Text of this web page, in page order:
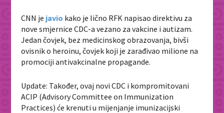
CNN je javio kako je lično RFK napisao direktivu za
nove smjernice CDC-a vezano za vakcine i autizam.
Jedan čovjek, bez medicinskog obrazovanja, bivši
ovisnik o heroinu, čovjek koji je zarađivao milione na
promociji antivakcinalne propagande.
Update: Također, ovaj novi CDC i kompromitovani
ACIP (Advisory Committee on Immunization
Practices) će krenuti u mijenjanje imunizacijski